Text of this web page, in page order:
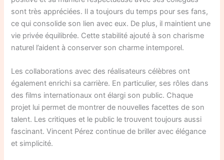
sont très appréciées. Il a toujours du temps pour ses fans,
ce qui consolide son lien avec eux. De plus, il maintient une
vie privée équilibrée. Cette stabilité ajouté à son charisme
naturel l’aident à conserver son charme intemporel.
Les collaborations avec des réalisateurs célèbres ont
également enrichi sa carrière. En particulier, ses rôles dans
des films internationaux ont élargi son public. Chaque
projet lui permet de montrer de nouvelles facettes de son
talent. Les critiques et le public le trouvent toujours aussi
fascinant. Vincent Pérez continue de briller avec élégance
et simplicité.